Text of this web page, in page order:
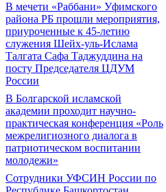
В мечети «Раббани» Уфимского
района РБ прошли мероприятия,
приуроченные к 45-летию
служения Шейх-уль-Ислама
Талгата Сафа Таджуддина на
посту Председателя ЦДУМ
России
В Болгарской исламской
академии проходит научно-
практическая конференция «Роль
межрелигиозного диалога в
патриотическом воспитании
молодежи»
Сотрудники УФСИН России по